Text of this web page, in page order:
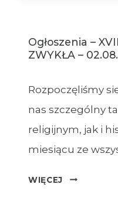
Ogłoszenia –
ZWYKŁA –
Rozpoczęliśmy
nas szczególny
religijnym, jak i
miesiącu ze
WIĘCEJ